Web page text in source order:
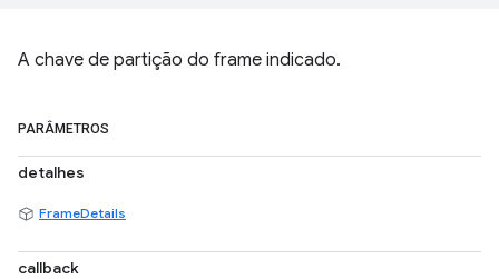
A chave de partição do frame indicado.
PARÂMETROS
detalhes
FrameDetails
callback